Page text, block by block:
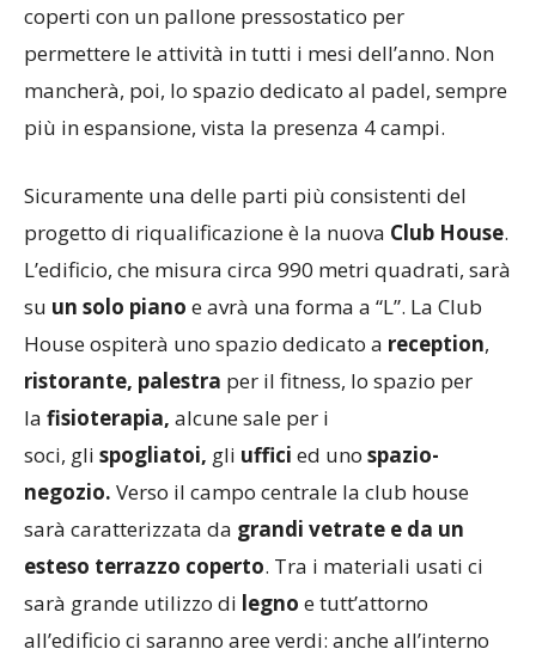
coperti con un pallone pressostatico per
permettere le attività in tutti i mesi dell’anno. Non
mancherà, poi, lo spazio dedicato al padel, sempre
più in espansione, vista la presenza 4 campi.
Sicuramente una delle parti più consistenti del
progetto di riqualificazione è la nuova Club House.
L’edificio, che misura circa 990 metri quadrati, sarà
su un solo piano e avrà una forma a “L”. La Club
House ospiterà uno spazio dedicato a reception,
ristorante, palestra per il fitness, lo spazio per
la fisioterapia, alcune sale per i
soci, gli spogliatoi, gli uffici ed uno spazio-
negozio. Verso il campo centrale la club house
sarà caratterizzata da grandi vetrate e da un
esteso terrazzo coperto. Tra i materiali usati ci
sarà grande utilizzo di legno e tutt’attorno
all’edificio ci saranno aree verdi: anche all’interno